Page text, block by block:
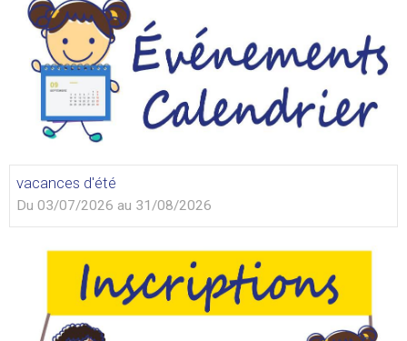
vacances d'été
Du 03/07/2026 au 31/08/2026